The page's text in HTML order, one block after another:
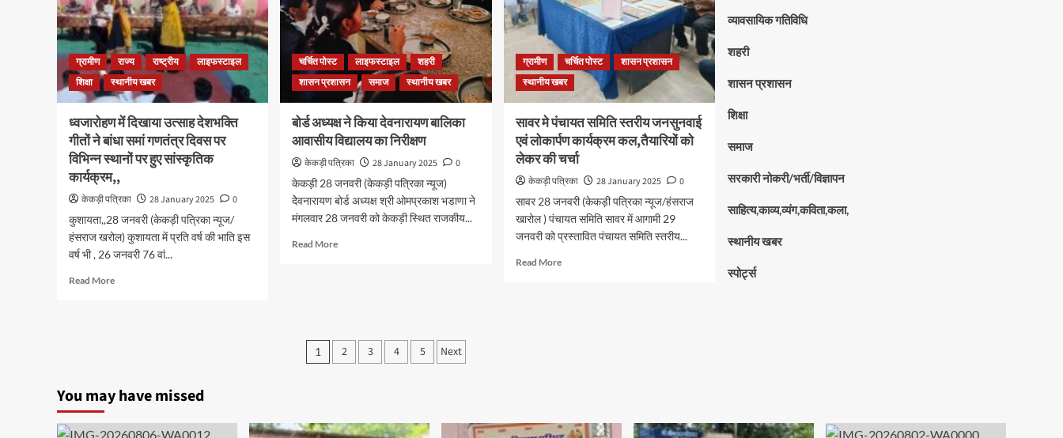
ग्रामीण राज्य राष्ट्रीय
लाइफस्टाइल
शिक्षा
स्थानीय खबर
ध्वजारोहण में दिखाया उत्साह देशभक्ति
गीतों ने बांधा समां गणतंत्र दिवस पर
विभिन्न स्थानों पर हुए सांस्कृतिक
कार्यक्रम,,
केकड़ी पत्रिका 28 January 2025
0
कुशायता,,28 जनवरी (केकड़ी पत्रिका न्यूज/
हंसराज खरोल) कुशायता में प्रति वर्ष की भाति इस
वर्ष भी , 26 जनवरी 76 वां...
Read More
चर्चित पोस्ट लाइफस्टाइल
शहरी
शासन प्रशासन
समाज स्थानीय खबर
बोर्ड अध्यक्ष ने किया देवनारायण बालिका
आवासीय विद्यालय का निरीक्षण
केकड़ी पत्रिका 28 January 2025
0
केकड़ी 28 जनवरी (केकड़ी पत्रिका न्यूज)
देेवनारायण बोर्ड अध्यक्ष श्री ओमप्रकाश भडाणा ने
मंगलवार 28 जनवरी को केकड़ी स्थित राजकीय...
Read More
ग्रामीण चर्चित पोस्ट
शासन प्रशासन
स्थानीय खबर
सावर मे पंचायत समिति स्तरीय जनसुनवाई
एवं लोकार्पण कार्यक्रम कल,तैयारियों को
लेकर की चर्चा
केकड़ी पत्रिका 28 January 2025
0
सावर 28 जनवरी (केकड़ी पत्रिका न्यूज/हंसराज
खारोल ) पंचायत समिति सावर में आगामी 29
जनवरी को प्रस्तावित पंचायत समिति स्तरीय...
Read More
1 2 3 4 5 Next
व्यावसायिक गतिविधि
शहरी
शासन प्रशासन
शिक्षा
समाज
सरकारी नोकरी/भर्ती/विज्ञापन
साहित्य,काव्य,व्यंग,कविता,कला,
स्थानीय खबर
स्पोर्ट्स
You may have missed